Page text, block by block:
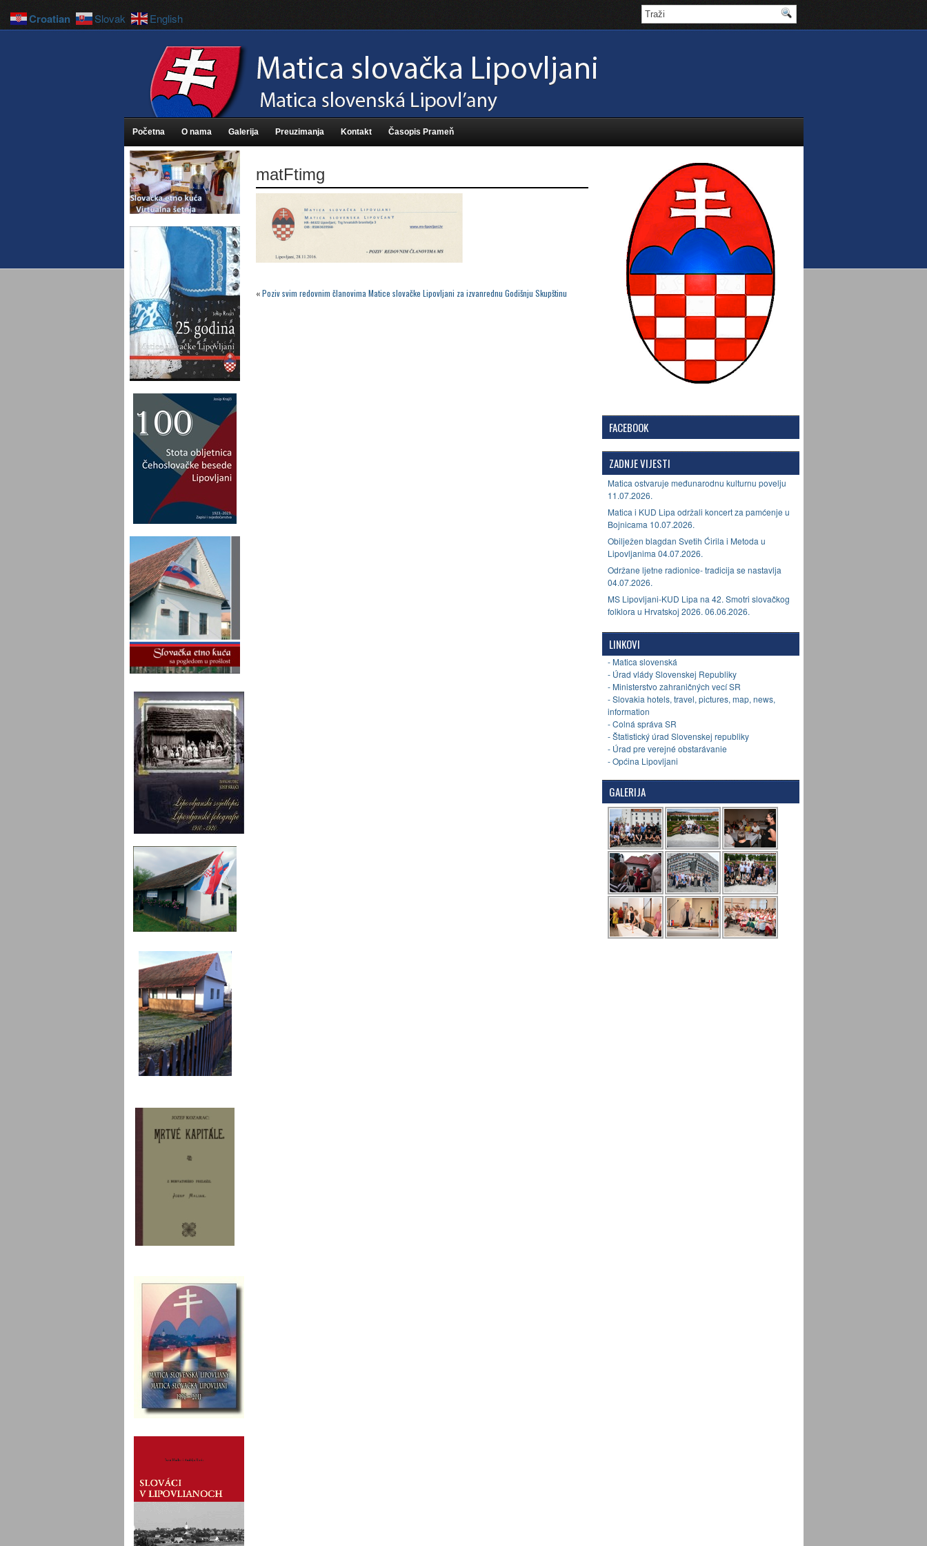
Početna O nama Galerija Preuzimanja Kontakt Časopis Prameň
matFtimg
«Poziv svim redovnim članovima Matice slovačke Lipovljani za izvanrednu Godišnju Skupštinu
FACEBOOK
ZADNJE VIJESTI
Matica ostvaruje međunarodnu kulturnu povelju
11.07.2026.
Matica i KUD Lipa održali koncert za pamćenje u
Bojnicama 10.07.2026.
Obilježen blagdan Svetih Ćirila i Metoda u
Lipovljanima 04.07.2026.
Održane ljetne radionice- tradicija se nastavlja
04.07.2026.
MS Lipovljani-KUD Lipa na 42. Smotri slovačkog
folklora u Hrvatskoj 2026. 06.06.2026.
LINKOVI
- Matica slovenská
- Úrad vlády Slovenskej Republiky
- Ministerstvo zahraničných vecí SR
- Slovakia hotels, travel, pictures, map, news,
information
- Colná správa SR
- Štatistický úrad Slovenskej republiky
- Úrad pre verejné obstarávanie
- Općina Lipovljani
GALERIJA
Croatian Slovak English